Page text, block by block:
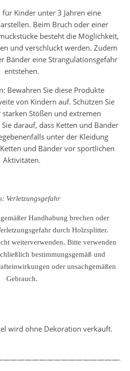
Kinder unter 3 Jahren eine
Beim Bruch oder einer
besteht die Möglichkeit,
und verschluckt werden. Zudem
Bänder eine Strangulationsgefahr
entstehen.
Bewahren Sie diese Produkte
von Kindern auf. Schützen Sie
starken Stößen und extremen
darauf, dass Ketten und Bänder
unter der Kleidung
und Bänder vor sportlichen
Aktivitäten.
Verletzungsgefahr
Handhabung brechen oder
durch Holzsplitter.
weiterverwenden. Bitte verwenden
bestimmungsgemäß und
oder unsachgemäßen
Gebrauch.
wird ohne Dekoration verkauft.